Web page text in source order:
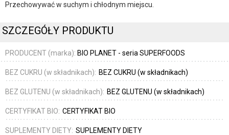
Przechowywać w suchym i chłodnym miejscu.
SZCZEGÓŁY PRODUKTU
PRODUCENT (marka): BIO PLANET - seria SUPERFOODS
BEZ CUKRU (w składnikach): BEZ CUKRU (w składnikach)
BEZ GLUTENU (w składnikach): BEZ GLUTENU (w składnikach)
CERTYFIKAT BIO: CERTYFIKAT BIO
SUPLEMENTY DIETY: SUPLEMENTY DIETY